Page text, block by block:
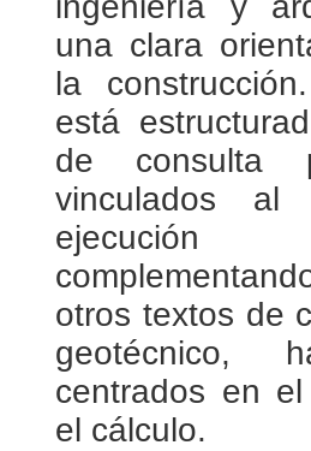
una clara
la
está
de consulta
vinculados
otros textos de
geotécnico,
centrados en
el cálculo.